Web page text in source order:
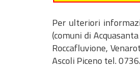
Per ulteriori
(comuni di
Roccafluvione,
Ascoli Piceno tel.